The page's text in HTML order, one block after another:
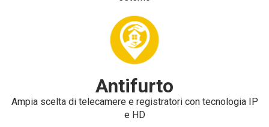
Antifurto
Ampia scelta di telecamere e registratori con tecnologia IP
e HD